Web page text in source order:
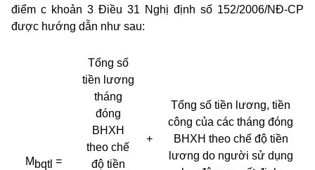
điểm c khoản 3 Điều 31 Nghị định số 152/2006/NĐ-CP
được hướng dẫn như sau:
M bqtl =
Tổng số
tiền lương
tháng
đóng
BHXH
theo chế
độ tiền
+
Tổng số tiền lương, tiền
công của các tháng đóng
BHXH theo chế độ tiền
lương do người sử dụng